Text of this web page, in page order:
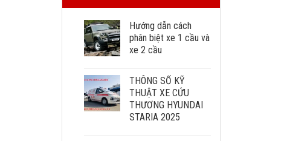
Hướng dẫn cách
phân biệt xe 1 cầu và
xe 2 cầu
THÔNG SỐ KỸ
THUẬT XE CỨU
THƯƠNG HYUNDAI
STARIA 2025